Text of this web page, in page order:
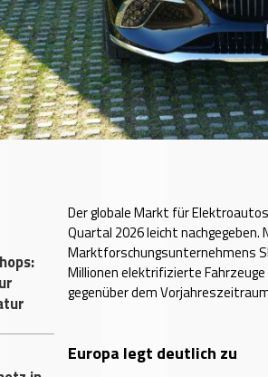
Der globale Markt für
Quartal 2026 leicht nachgegeben.
Marktforschungsunternehmens
Millionen elektrifizierte
gegenüber dem
Europa legt deutlich zu